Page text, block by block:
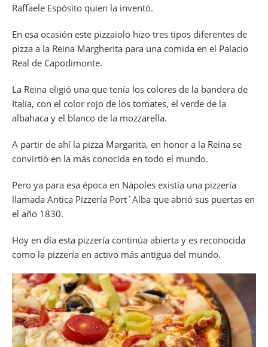
Raffaele Espósito quien la inventó.
En esa ocasión este pizzaiolo hizo tres tipos diferentes de
pizza a la Reina Margherita para una comida en el Palacio
Real de Capodimonte.
La Reina eligió una que tenía los colores de la bandera de
Italia, con el color rojo de los tomates, el verde de la
albahaca y el blanco de la mozzarella.
A partir de ahí la pizza Margarita, en honor a la Reina se
convirtió en la más conocida en todo el mundo.
Pero ya para esa época en Nápoles existía una pizzería
llamada Antica Pizzería Port´Alba que abrió sus puertas en
el año 1830.
Hoy en día esta pizzería continúa abierta y es reconocida
como la pizzería en activo más antigua del mundo.